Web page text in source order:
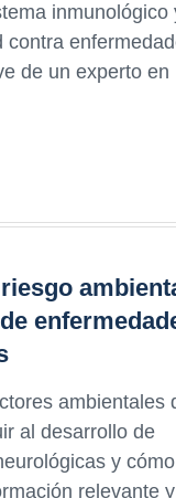
inmunológico
contra
de un experto en
ambientales
al desarrollo de
y cómo
relevante y